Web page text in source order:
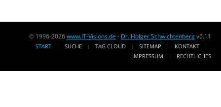
© 1996-2026www.IT-Visions.de - Dr. Holger Schwichtenbergv6.11
START SUCHE TAG CLOUD SITEMAP
KONTAKT
IMPRESSUM
RECHTLICHES